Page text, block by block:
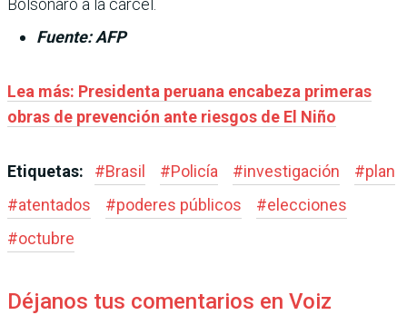
Bolsonaro a la cárcel.
Fuente: AFP
Lea más: Presidenta peruana encabeza primeras
obras de prevención ante riesgos de El Niño
Etiquetas: #Brasil #Policía #investigación #plan
#atentados #poderes públicos #elecciones
#octubre
Déjanos tus comentarios en Voiz